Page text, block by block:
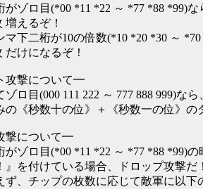
がゾロ目(*00 *11 *22 ～ *77 *88 *99)な
増えるぞ！
マ下二桁が10の倍数(*10 *20 *30 ～
だけになるぞ！
攻撃について━
ゾロ目(000 111 222 ～ 777 888 999)な
の《秒数十の位》＋《秒数一の位》の
撃について━
がゾロ目(*00 *11 *22 ～ *77 *88 *99)の
』を付けている場合、ドロップ攻撃だ！
ず、チップの枚数に応じて敵軍に以下